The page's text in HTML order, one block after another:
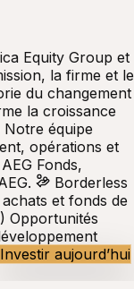
Equity Group et
la firme et le
du changement
la croissance
Notre équipe
opérations et
Fonds,
Borderless
et fonds de
Opportunités
Investir aujourd’hui